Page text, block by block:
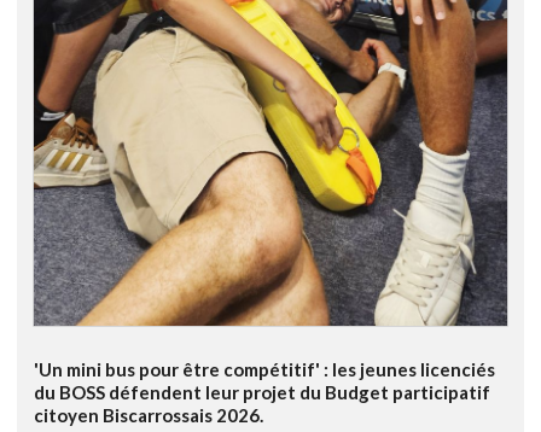
'Un mini bus pour être compétitif' : les jeunes licenciés
du BOSS défendent leur projet du Budget participatif
citoyen Biscarrossais 2026.